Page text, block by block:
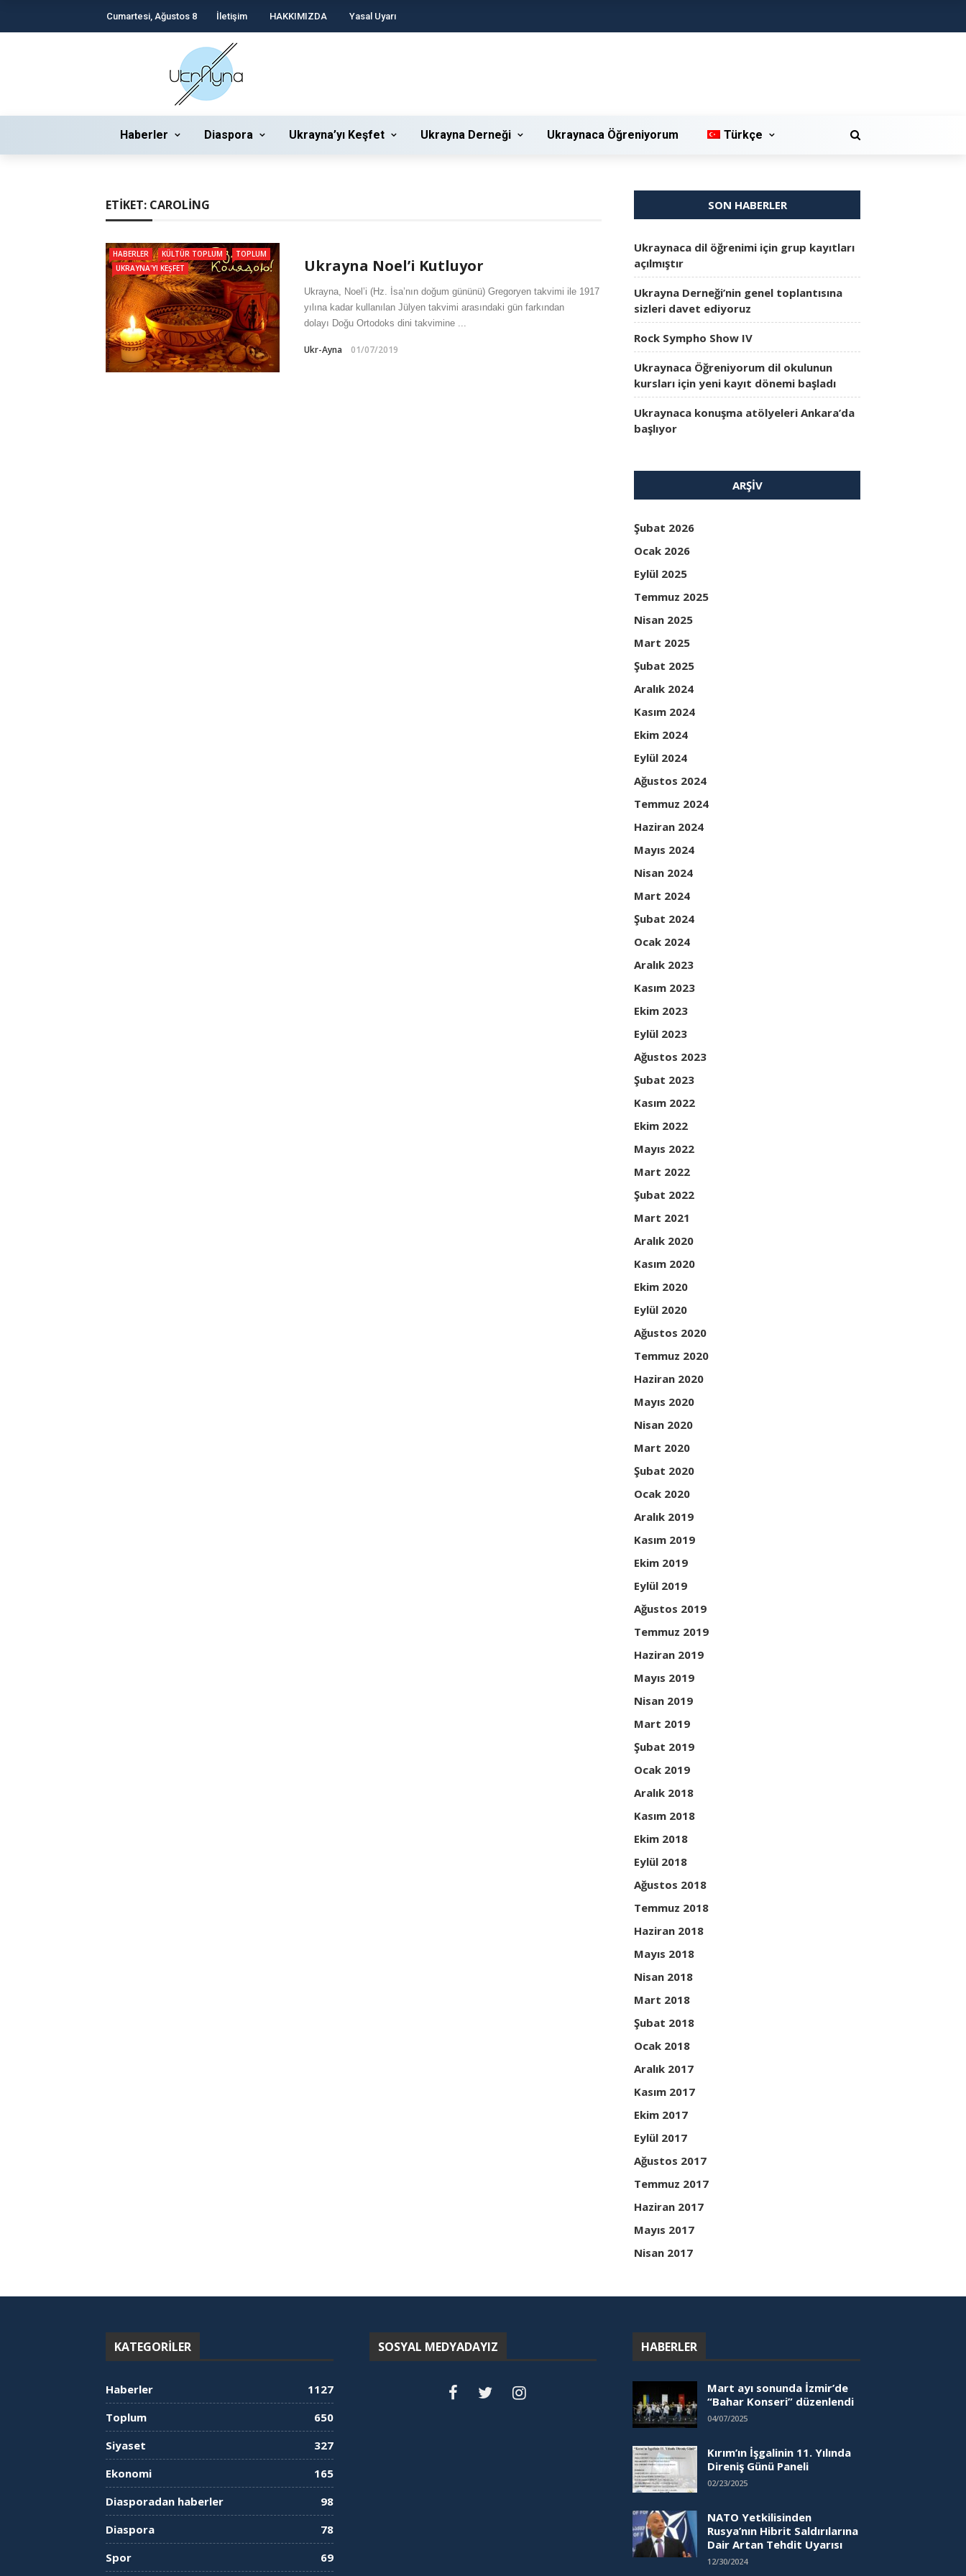
Cumartesi, Ağustos 8 İletişim HAKKIMIZDA Yasal Uyarı
Haberler Diaspora Ukrayna’yı Keşfet Ukrayna Derneği Ukraynaca Öğreniyorum Türkçe
ETIKET: CAROLING
HABERLER KÜLTÜR TOPLUM
TOPLUM
UKRAYNA'YI KEŞFET
Ukrayna Noel’i Kutluyor
Ukrayna, Noel’i (Hz. İsa’nın doğum gününü) Gregoryen takvimi ile 1917
yılına kadar kullanılan Jülyen takvimi arasındaki gün farkından
dolayı Doğu Ortodoks dini takvimine ...
Ukr-Ayna 01/07/2019
SON HABERLER
Ukraynaca dil öğrenimi için grup kayıtları
açılmıştır
Ukrayna Derneği’nin genel toplantısına
sizleri davet ediyoruz
Rock Sympho Show IV
Ukraynaca Öğreniyorum dil okulunun
kursları için yeni kayıt dönemi başladı
Ukraynaca konuşma atölyeleri Ankara’da
başlıyor
ARŞIV
Şubat 2026
Ocak 2026
Eylül 2025
Temmuz 2025
Nisan 2025
Mart 2025
Şubat 2025
Aralık 2024
Kasım 2024
Ekim 2024
Eylül 2024
Ağustos 2024
Temmuz 2024
Haziran 2024
Mayıs 2024
Nisan 2024
Mart 2024
Şubat 2024
Ocak 2024
Aralık 2023
Kasım 2023
Ekim 2023
Eylül 2023
Ağustos 2023
Şubat 2023
Kasım 2022
Ekim 2022
Mayıs 2022
Mart 2022
Şubat 2022
Mart 2021
Aralık 2020
Kasım 2020
Ekim 2020
Eylül 2020
Ağustos 2020
Temmuz 2020
Haziran 2020
Mayıs 2020
Nisan 2020
Mart 2020
Şubat 2020
Ocak 2020
Aralık 2019
Kasım 2019
Ekim 2019
Eylül 2019
Ağustos 2019
Temmuz 2019
Haziran 2019
Mayıs 2019
Nisan 2019
Mart 2019
Şubat 2019
Ocak 2019
Aralık 2018
Kasım 2018
Ekim 2018
Eylül 2018
Ağustos 2018
Temmuz 2018
Haziran 2018
Mayıs 2018
Nisan 2018
Mart 2018
Şubat 2018
Ocak 2018
Aralık 2017
Kasım 2017
Ekim 2017
Eylül 2017
Ağustos 2017
Temmuz 2017
Haziran 2017
Mayıs 2017
Nisan 2017
KATEGORILER
Haberler
1127
Toplum
650
Siyaset
327
Ekonomi
165
Diasporadan haberler
98
Diaspora
78
Spor
69
SOSYAL MEDYADAYIZ HABERLER
Mart ayı sonunda İzmir’de
“Bahar Konseri” düzenlendi
04/07/2025
Kırım’ın İşgalinin 11. Yılında
Direniş Günü Paneli
02/23/2025
NATO Yetkilisinden
Rusya’nın Hibrit Saldırılarına
Dair Artan Tehdit Uyarısı
12/30/2024